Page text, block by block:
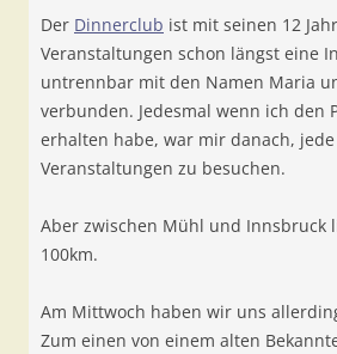
Der Dinnerclub ist mit seinen 12
Veranstaltungen schon längst eine
untrennbar mit den Namen Maria
verbunden. Jedesmal wenn ich den
erhalten habe, war mir danach,
Veranstaltungen zu besuchen.
Aber zwischen Mühl und Innsbruck
100km.
Am Mittwoch haben wir uns
Zum einen von einem alten